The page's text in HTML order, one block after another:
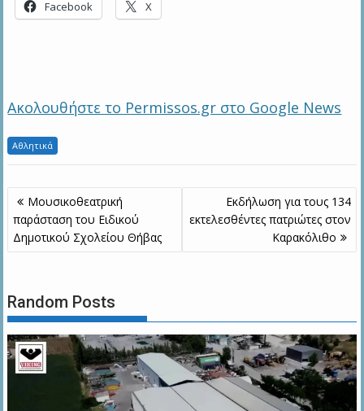
Facebook X
Ακολουθήστε το Permissos.gr στο Google News
Αθλητικά
Πλοήγηση
άρθρων
Μουσικοθεατρική
παράσταση του Ειδικού
Δημοτικού Σχολείου Θήβας
Εκδήλωση για τους 134
εκτελεσθέντες πατριώτες στον
Καρακόλιθο
Random Posts